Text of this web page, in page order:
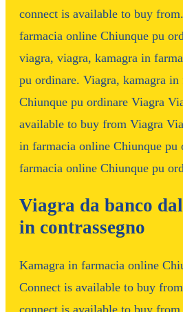
connect is available to buy
farmacia online Chiunque pu
viagra, viagra, kamagra in
pu ordinare. Viagra, kamagra
Chiunque pu ordinare Viagra
available to buy from Viagra
in farmacia online Chiunque pu
farmacia online Chiunque pu
Viagra da banco
in contrassegno
Kamagra in farmacia online
Connect is available to buy
connect is available to buy